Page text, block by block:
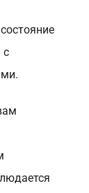
с